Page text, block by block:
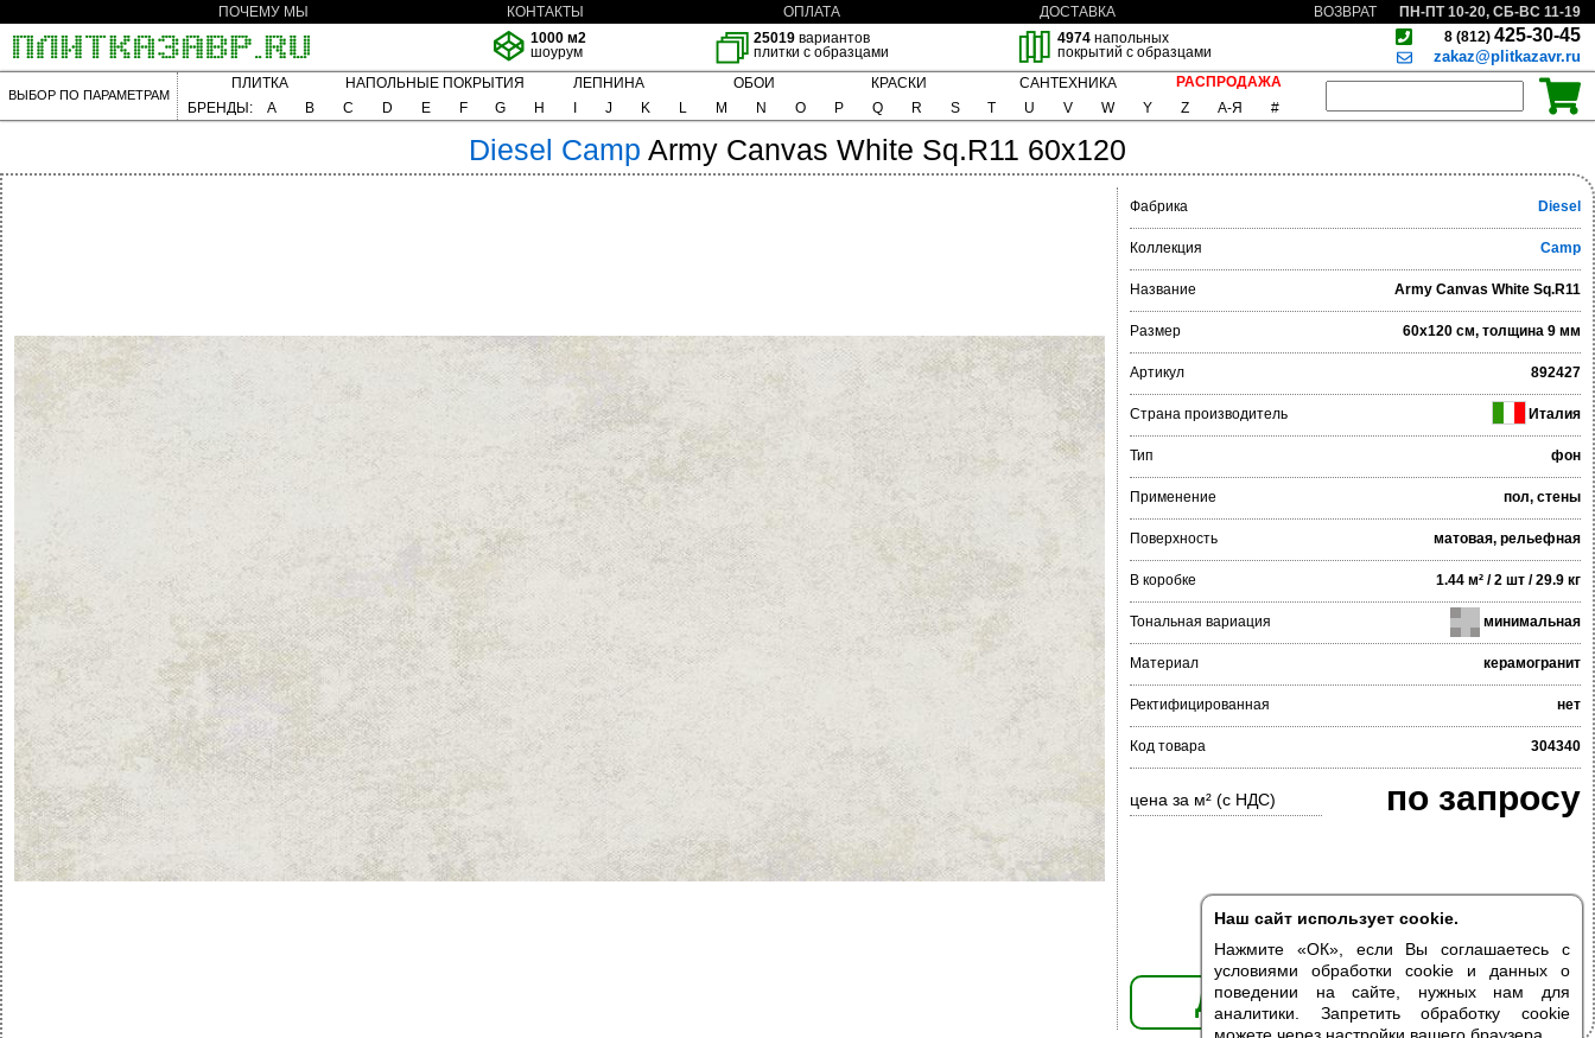
Наш сайт использует cookie.
Нажмите «ОК», если Вы соглашаетесь с
условиями обработки cookie и данных о
поведении на сайте, нужных нам для
аналитики. Запретить обработку cookie
ПОЧЕМУ МЫ КОНТАКТЫ ОПЛАТА ДОСТАВКА ВОЗВРАТ
ПН-ПТ 10-20, СБ-ВС 11-19
1000 м2
шоурум
25019 вариантов
плитки с образцами
4974напольных
покрытий с образцами
8 (812) 425-30-45
zakaz@plitkazavr.ru
ВЫБОР ПО ПАРАМЕТРАМ
ПЛИТКА НАПОЛЬНЫЕ ПОКРЫТИЯ ЛЕПНИНА ОБОИ КРАСКИ САНТЕХНИКА
РАСПРОДАЖА
БРЕНДЫ:
A B C D E F G H J K L M N O P Q R S T U V W Y Z А-Я #
Diesel Camp Army Canvas White Sq.R11 60x120
Фабрика Diesel
Коллекция Camp
Название Army Canvas White Sq.R11
Размер 60x120 см, толщина 9 мм
Артикул 892427
Страна производитель Италия
Тип фон
Применение пол, стены
Поверхность матовая, рельефная
В коробке 1.44 м² / 2 шт / 29.9 кг
Тональная вариация минимальная
Материал керамогранит
Ректифицированная нет
Код товара 304340
цена за м² (с НДС) по запросу
ДОБАВИТЬ В КОРЗИНУ